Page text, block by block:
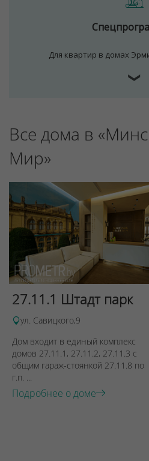
Для квартир в домах
❯
Все дома в
Мир»
27.11.1 Штадт парк
ул. Савицкого,9
Дом входит в единый комплекс
домов 27.11.1, 27.11.2, 27.11.3 с
общим гараж-стоянкой 27.11.8 по
г.п. ...
Подробнее о доме
Для обеспечения удобства
используются cookies